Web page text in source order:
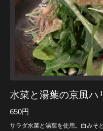
水菜と湯葉の京風ハ
650円
サラダ水菜と湯葉を使用。白みそ